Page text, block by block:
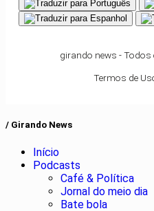
girando news -
Termos de
/ Girando News
Início
Podcasts
Café & Política
Jornal do meio dia
Bate bola